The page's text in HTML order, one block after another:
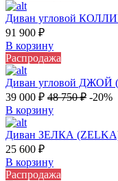
Диван угловой
91 900 ₽
В корзину
Распродажа
Диван угловой ДЖОЙ
39 000 ₽ 48 750₽ -20%
В корзину
Диван ЗЕЛКА
25 600 ₽
В корзину
Распродажа